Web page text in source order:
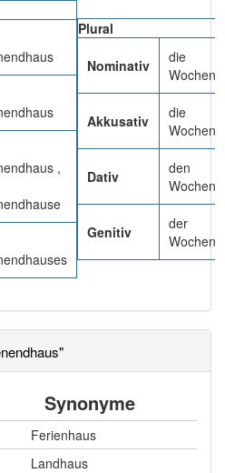
,
Plural
Nominativ
die
Akkusativ
die
Dativ
den
Genitiv
der
Synonyme
Ferienhaus
Landhaus